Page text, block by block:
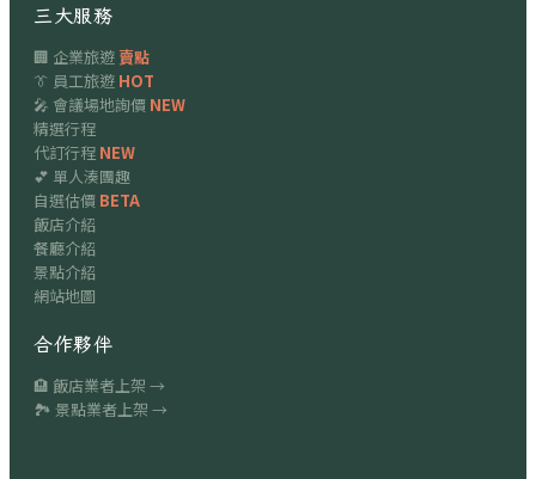
三大服務
🏢 企業旅遊賣點
👔 員工旅遊 HOT
🎤 會議場地詢價 NEW
精選行程
代訂行程 NEW
💕 單人湊團趣
自選估價 BETA
飯店介紹
餐廳介紹
景點介紹
網站地圖
合作夥伴
🏨 飯店業者上架 →
🏞 景點業者上架 →